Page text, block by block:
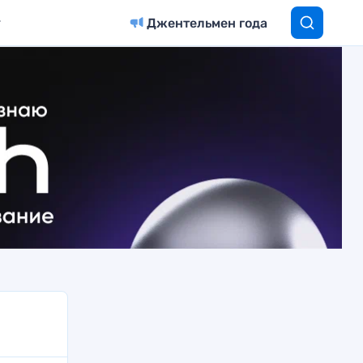
Джентельмен года